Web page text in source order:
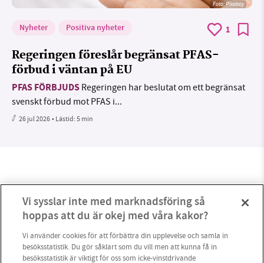
Foto:Pixabay
Nyheter Positiva nyheter 1
Regeringen föreslår begränsat PFAS-
förbud i väntan på EU
PFAS FÖRBJUDS Regeringen har beslutat om ett begränsat
svenskt förbud mot PFAS i...
26 jul 2026• Lästid:5 min
Vi sysslar inte med marknadsföring så
hoppas att du är okej med våra kakor?
Vi använder cookies för att förbättra din upplevelse och samla in
besöksstatistik. Du gör såklart som du vill men att kunna få in
besöksstatistik är viktigt för oss som icke-vinstdrivande